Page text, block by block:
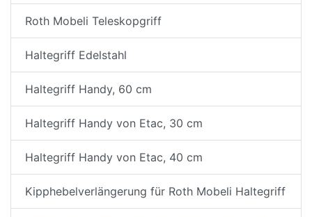
Roth Mobeli Teleskopgriff
Haltegriff Edelstahl
Haltegriff Handy, 60 cm
Haltegriff Handy von Etac, 30 cm
Haltegriff Handy von Etac, 40 cm
Kipphebelverlängerung für Roth Mobeli Haltegriff